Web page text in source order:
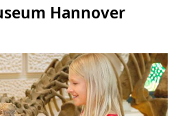
Hannover